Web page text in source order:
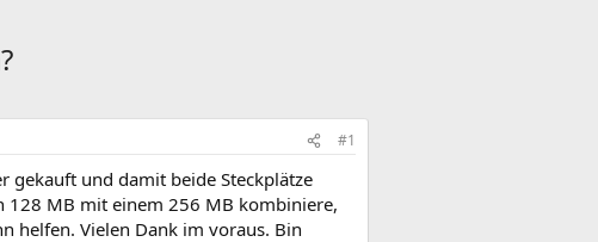
#1
gekauft und damit beide Steckplätze
128 MB mit einem 256 MB kombiniere,
helfen. Vielen Dank im voraus. Bin